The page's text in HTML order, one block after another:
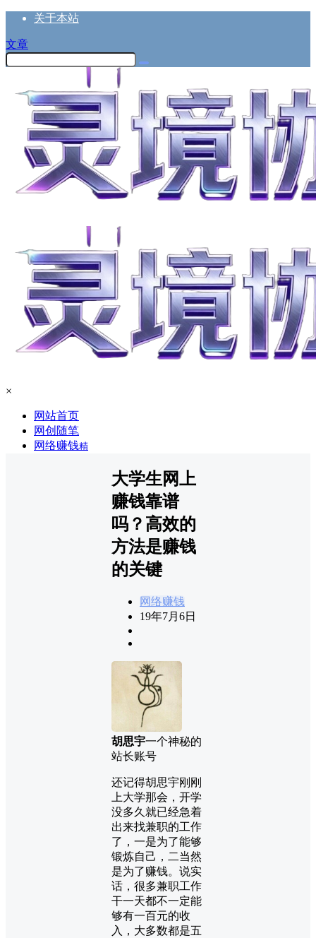
关于本站
文章
×
网站首页
网创随笔
网络赚钱精
大学生网上
赚钱靠谱
吗？高效的
方法是赚钱
的关键
网络赚钱
19年7月6日
胡思宇一个神秘的
站长账号
还记得胡思宇刚刚
上大学那会，开学
没多久就已经急着
出来找兼职的工作
了，一是为了能够
锻炼自己，二当然
是为了赚钱。说实
话，很多兼职工作
干一天都不一定能
够有一百元的收
入，大多数都是五